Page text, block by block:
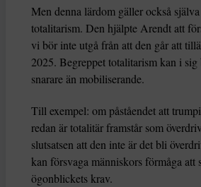
Men denna lärdom gäller också
totalitarism. Den hjälpte Arendt att
vi bör inte utgå från att den går att
2025. Begreppet totalitarism kan i sig
snarare än mobiliserande.
Till exempel: om påståendet att
redan är totalitär framstår som
slutsatsen att den inte är det bli
kan försvaga människors förmåga att
ögonblickets krav.